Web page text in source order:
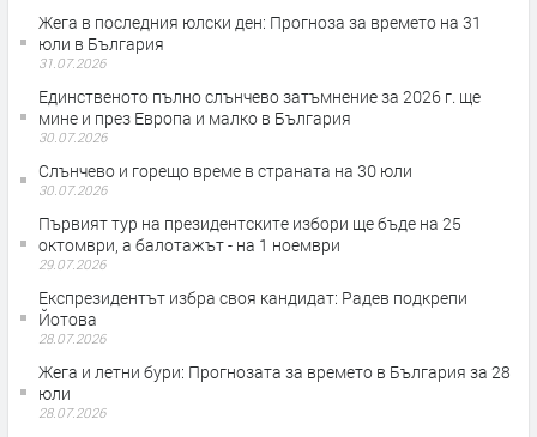
Жега в последния юлски ден: Прогноза за времето на 31
юли в България
31.07.2026
Единственото пълно слънчево затъмнение за 2026 г. ще
мине и през Европа и малко в България
30.07.2026
Слънчево и горещо време в страната на 30 юли
30.07.2026
Първият тур на президентските избори ще бъде на 25
октомври, а балотажът - на 1 ноември
29.07.2026
Експрезидентът избра своя кандидат: Радев подкрепи
Йотова
28.07.2026
Жега и летни бури: Прогнозата за времето в България за 28
юли
28.07.2026